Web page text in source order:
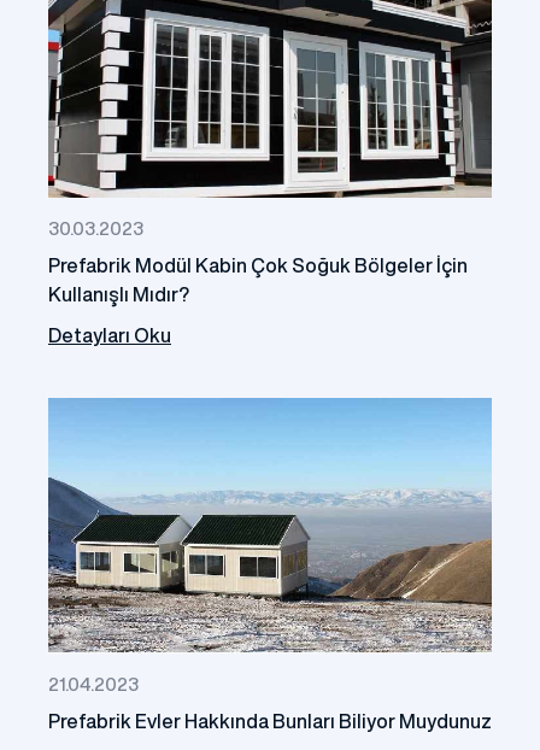
30.03.2023
Prefabrik Modül Kabin Çok Soğuk Bölgeler İçin
Kullanışlı Mıdır?
Detayları Oku
21.04.2023
Prefabrik Evler Hakkında Bunları Biliyor Muydunuz